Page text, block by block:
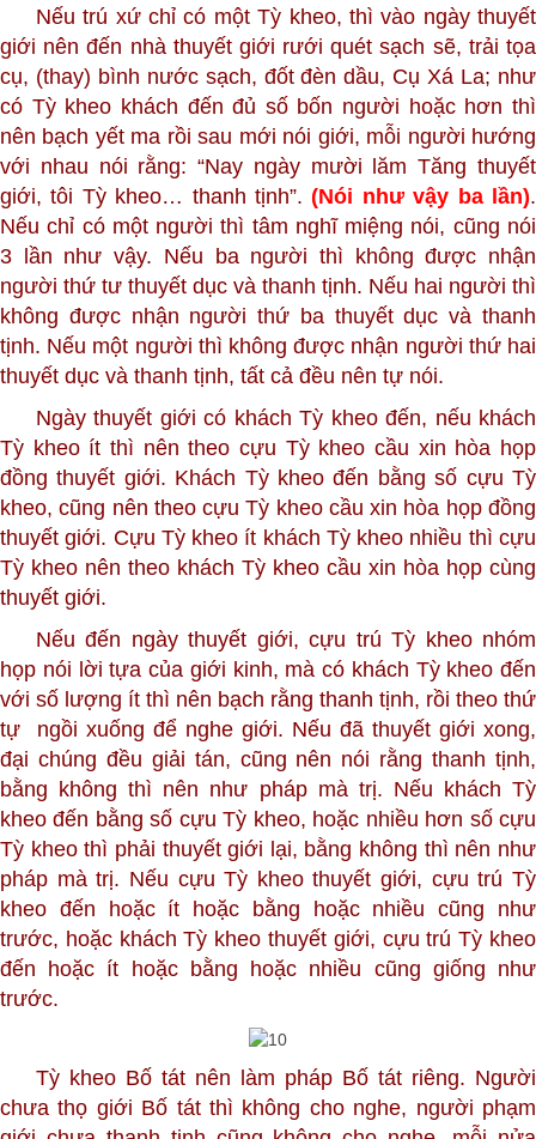
Nếu trú xứ chỉ có một Tỳ kheo, thì vào ngày thuyết
giới nên đến nhà thuyết giới rưới quét sạch sẽ, trải tọa
cụ, (thay) bình nước sạch, đốt đèn dầu, Cụ Xá La; như
có Tỳ kheo khách đến đủ số bốn người hoặc hơn thì
nên bạch yết ma rồi sau mới nói giới, mỗi người hướng
với nhau nói rằng: “Nay ngày mười lăm Tăng thuyết
giới, tôi Tỳ kheo… thanh tịnh”.(Nói như vậy ba lần).
Nếu chỉ có một người thì tâm nghĩ miệng nói, cũng nói
3 lần như vậy. Nếu ba người thì không được nhận
người thứ tư thuyết dục và thanh tịnh. Nếu hai người thì
không được nhận người thứ ba thuyết dục và thanh
tịnh. Nếu một người thì không được nhận người thứ hai
thuyết dục và thanh tịnh, tất cả đều nên tự nói.
Ngày thuyết giới có khách Tỳ kheo đến, nếu khách
Tỳ kheo ít thì nên theo cựu Tỳ kheo cầu xin hòa họp
đồng thuyết giới. Khách Tỳ kheo đến bằng số cựu Tỳ
kheo, cũng nên theo cựu Tỳ kheo cầu xin hòa họp đồng
thuyết giới. Cựu Tỳ kheo ít khách Tỳ kheo nhiều thì cựu
Tỳ kheo nên theo khách Tỳ kheo cầu xin hòa họp cùng
thuyết giới.
Nếu đến ngày thuyết giới, cựu trú Tỳ kheo nhóm
họp nói lời tựa của giới kinh, mà có khách Tỳ kheo đến
với số lượng ít thì nên bạch rằng thanh tịnh, rồi theo thứ
tự ngồi xuống để nghe giới. Nếu đã thuyết giới xong,
đại chúng đều giải tán, cũng nên nói rằng thanh tịnh,
bằng không thì nên như pháp mà trị. Nếu khách Tỳ
kheo đến bằng số cựu Tỳ kheo, hoặc nhiều hơn số cựu
Tỳ kheo thì phải thuyết giới lại, bằng không thì nên như
pháp mà trị. Nếu cựu Tỳ kheo thuyết giới, cựu trú Tỳ
kheo đến hoặc ít hoặc bằng hoặc nhiều cũng như
trước, hoặc khách Tỳ kheo thuyết giới, cựu trú Tỳ kheo
đến hoặc ít hoặc bằng hoặc nhiều cũng giống như
trước.
Tỳ kheo Bố tát nên làm pháp Bố tát riêng. Người
chưa thọ giới Bố tát thì không cho nghe, người phạm